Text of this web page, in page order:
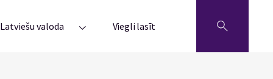
Latviešu valoda Viegli lasīt